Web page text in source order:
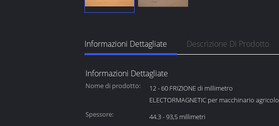
Informazioni Dettagliate Descrizione Di Prodotto
Informazioni Dettagliate
Nome di prodotto:
12 - 60 FRIZIONE di millimetro
ELECTORMAGNETIC per macchinario agricolo
Spessore: 44.3 - 93,5 millimetri